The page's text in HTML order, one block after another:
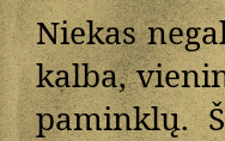
Niekas
kalba,
paminklų.